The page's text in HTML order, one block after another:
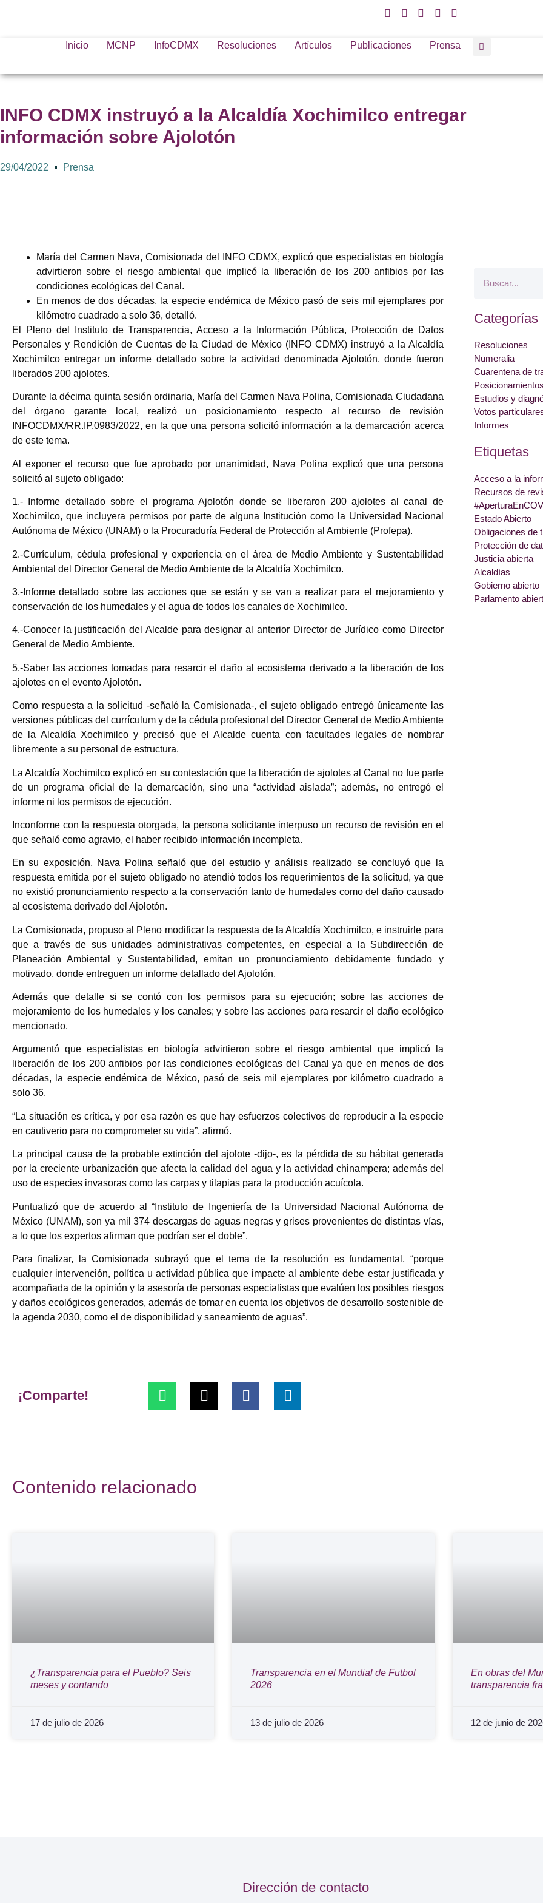
Inicio MCNP InfoCDMX Resoluciones Artículos Publicaciones Prensa
INFO CDMX instruyó a la Alcaldía Xochimilco entregar
información sobre Ajolotón
29/04/2022 Prensa
María del Carmen Nava, Comisionada del INFO CDMX, explicó que especialistas en biología
advirtieron sobre el riesgo ambiental que implicó la liberación de los 200 anfibios por las
condiciones ecológicas del Canal.
En menos de dos décadas, la especie endémica de México pasó de seis mil ejemplares por
kilómetro cuadrado a solo 36, detalló.
El Pleno del Instituto de Transparencia, Acceso a la Información Pública, Protección de Datos
Personales y Rendición de Cuentas de la Ciudad de México (INFO CDMX) instruyó a la Alcaldía
Xochimilco entregar un informe detallado sobre la actividad denominada Ajolotón, donde fueron
liberados 200 ajolotes.
Durante la décima quinta sesión ordinaria, María del Carmen Nava Polina, Comisionada Ciudadana
del órgano garante local, realizó un posicionamiento respecto al recurso de revisión
INFOCDMX/RR.IP.0983/2022, en la que una persona solicitó información a la demarcación acerca
de este tema.
Al exponer el recurso que fue aprobado por unanimidad, Nava Polina explicó que una persona
solicitó al sujeto obligado:
1.- Informe detallado sobre el programa Ajolotón donde se liberaron 200 ajolotes al canal de
Xochimilco, que incluyera permisos por parte de alguna Institución como la Universidad Nacional
Autónoma de México (UNAM) o la Procuraduría Federal de Protección al Ambiente (Profepa).
2.-Currículum, cédula profesional y experiencia en el área de Medio Ambiente y Sustentabilidad
Ambiental del Director General de Medio Ambiente de la Alcaldía Xochimilco.
3.-Informe detallado sobre las acciones que se están y se van a realizar para el mejoramiento y
conservación de los humedales y el agua de todos los canales de Xochimilco.
4.-Conocer la justificación del Alcalde para designar al anterior Director de Jurídico como Director
General de Medio Ambiente.
5.-Saber las acciones tomadas para resarcir el daño al ecosistema derivado a la liberación de los
ajolotes en el evento Ajolotón.
Como respuesta a la solicitud -señaló la Comisionada-, el sujeto obligado entregó únicamente las
versiones públicas del currículum y de la cédula profesional del Director General de Medio Ambiente
de la Alcaldía Xochimilco y precisó que el Alcalde cuenta con facultades legales de nombrar
libremente a su personal de estructura.
La Alcaldía Xochimilco explicó en su contestación que la liberación de ajolotes al Canal no fue parte
de un programa oficial de la demarcación, sino una “actividad aislada”; además, no entregó el
informe ni los permisos de ejecución.
Inconforme con la respuesta otorgada, la persona solicitante interpuso un recurso de revisión en el
que señaló como agravio, el haber recibido información incompleta.
En su exposición, Nava Polina señaló que del estudio y análisis realizado se concluyó que la
respuesta emitida por el sujeto obligado no atendió todos los requerimientos de la solicitud, ya que
no existió pronunciamiento respecto a la conservación tanto de humedales como del daño causado
al ecosistema derivado del Ajolotón.
La Comisionada, propuso al Pleno modificar la respuesta de la Alcaldía Xochimilco, e instruirle para
que a través de sus unidades administrativas competentes, en especial a la Subdirección de
Planeación Ambiental y Sustentabilidad, emitan un pronunciamiento debidamente fundado y
motivado, donde entreguen un informe detallado del Ajolotón.
Además que detalle si se contó con los permisos para su ejecución; sobre las acciones de
mejoramiento de los humedales y los canales; y sobre las acciones para resarcir el daño ecológico
mencionado.
Argumentó que especialistas en biología advirtieron sobre el riesgo ambiental que implicó la
liberación de los 200 anfibios por las condiciones ecológicas del Canal ya que en menos de dos
décadas, la especie endémica de México, pasó de seis mil ejemplares por kilómetro cuadrado a
solo 36.
“La situación es crítica, y por esa razón es que hay esfuerzos colectivos de reproducir a la especie
en cautiverio para no comprometer su vida”, afirmó.
La principal causa de la probable extinción del ajolote -dijo-, es la pérdida de su hábitat generada
por la creciente urbanización que afecta la calidad del agua y la actividad chinampera; además del
uso de especies invasoras como las carpas y tilapias para la producción acuícola.
Puntualizó que de acuerdo al “Instituto de Ingeniería de la Universidad Nacional Autónoma de
México (UNAM), son ya mil 374 descargas de aguas negras y grises provenientes de distintas vías,
a lo que los expertos afirman que podrían ser el doble”.
Para finalizar, la Comisionada subrayó que el tema de la resolución es fundamental, “porque
cualquier intervención, política u actividad pública que impacte al ambiente debe estar justificada y
acompañada de la opinión y la asesoría de personas especialistas que evalúen los posibles riesgos
y daños ecológicos generados, además de tomar en cuenta los objetivos de desarrollo sostenible de
la agenda 2030, como el de disponibilidad y saneamiento de aguas”.
¡Comparte!
Categorías
Resoluciones
Numeralia
Cuarentena de
Posicionamientos
Estudios y
Votos
Informes
Etiquetas
Acceso a la
Recursos de
Estado Abierto
Obligaciones de
Protección de
Justicia abierta
Alcaldías
Gobierno abierto
Parlamento
Contenido relacionado
¿Transparencia para el Pueblo? Seis
meses y contando
17 de julio de 2026
Transparencia en el Mundial de Futbol
2026
13 de julio de 2026
En obras del
transparencia
12 de junio de
Dirección de contacto